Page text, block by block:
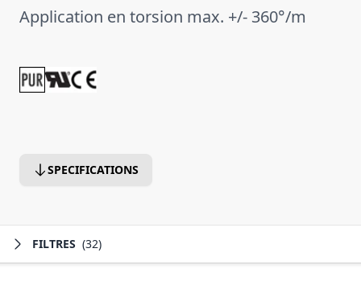
Application en torsion max. +/- 360°/m
SPECIFICATIONS
FILTRES (32)